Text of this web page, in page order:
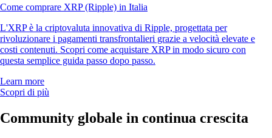
Come comprare XRP (Ripple) in Italia
L'XRP è la criptovaluta innovativa di Ripple, progettata per
rivoluzionare i pagamenti transfrontalieri grazie a velocità elevate e
costi contenuti. Scopri come acquistare XRP in modo sicuro con
questa semplice guida passo dopo passo.
Learn more
Scopri di più
Community globale in continua crescita